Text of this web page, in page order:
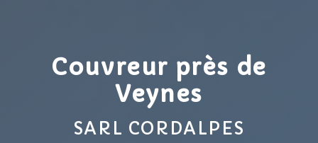
Couvreur près de
Veynes
SARL CORDALPES